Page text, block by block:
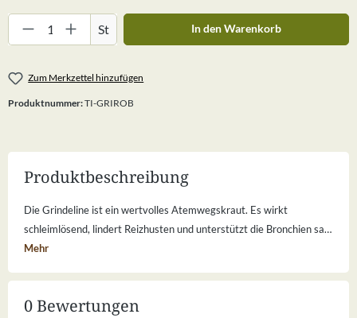
Produkt Anzahl: Gib den gewünschten Wert
St In den Warenkorb
Zum Merkzettel hinzufügen
Produktnummer:TI-GRIROB
Produktbeschreibung
Die Grindeline ist ein wertvolles Atemwegskraut. Es wirkt
schleimlösend, lindert Reizhusten und unterstützt die Bronchien sa…
Mehr
0 Bewertungen